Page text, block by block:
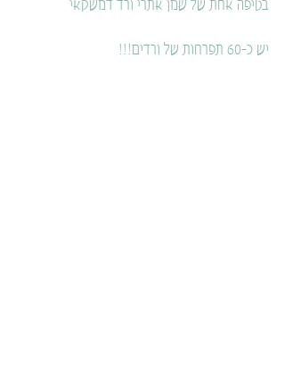
בטיפה אחת של שמן אתרי ורד דמשקאי
יש כ-60 תפרחות של ורדים!!!